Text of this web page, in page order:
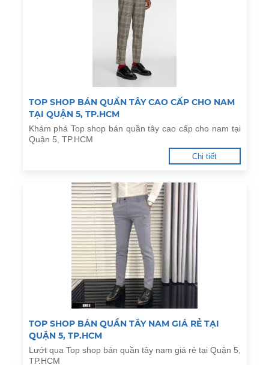
TOP SHOP BÁN QUẦN TÂY CAO CẤP CHO NAM
TẠI QUẬN 5, TP.HCM
Khám phá Top shop bán quần tây cao cấp cho nam tại
Quận 5, TP.HCM
Chi tiết
TOP SHOP BÁN QUẦN TÂY NAM GIÁ RẺ TẠI
QUẬN 5, TP.HCM
Lướt qua Top shop bán quần tây nam giá rẻ tại Quận 5,
TP.HCM